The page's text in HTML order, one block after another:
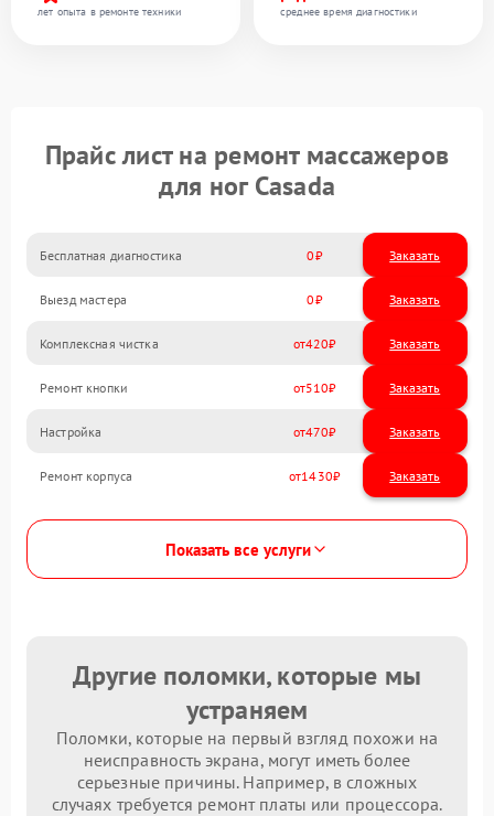
лет опыта в ремонте техники
среднее время диагностики
Прайс лист на ремонт массажеров
для ног Casada
Бесплатная диагностика 0 Заказать
Выезд мастера 0 Заказать
Комплексная чистка 420
Ремонт кнопки 510
Настройка 470
Ремонт корпуса 1430
Показать все услуги
Другие поломки, которые мы
устраняем
Поломки, которые на первый взгляд похожи на
неисправность экрана, могут иметь более
серьезные причины. Например, в сложных
случаях требуется ремонт платы или процессора.